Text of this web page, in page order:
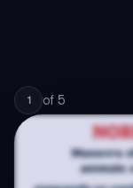
1 of 5